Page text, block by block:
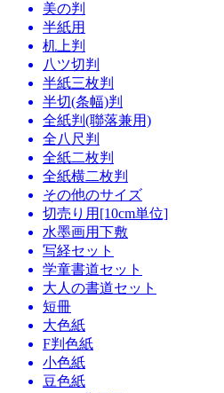
美の判
半紙用
机上判
八ツ切判
半紙三枚判
半切(条幅)判
全紙判(聯落兼用)
全八尺判
全紙二枚判
全紙横二枚判
その他のサイズ
切売り用[10cm単位]
水墨画用下敷
写経セット
学童書道セット
大人の書道セット
短冊
大色紙
F判色紙
小色紙
豆色紙